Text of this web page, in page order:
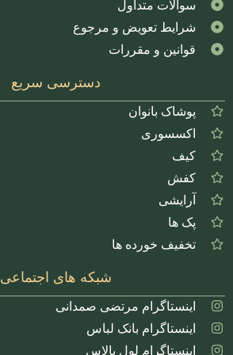
سوالات متداول
شرایط تعویض و مرجوع
قوانین و مقررات
دسترسی سریع
پوشاک بانوان
اکسسوری
کیف
کفش
آرایشی
پک ها
تخفیف خورده ها
شبکه های اجتماعی
اینستاگرام مرتضی صمدانی
اینستاگرام بانک لباس
اینستاگرام لول بالاس